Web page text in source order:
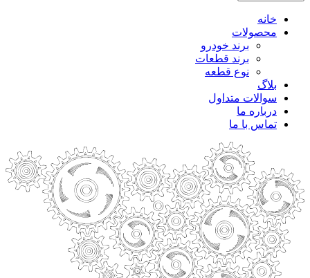
خانه
محصولات
برند خودرو
برند قطعات
نوع قطعه
بلاگ
سوالات متداول
درباره ما
تماس با ما